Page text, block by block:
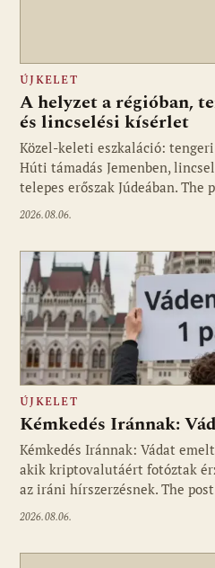
ÚJKELET
A helyzet a régióban,
és lincselési kísérlet
Közel-keleti eszkaláció:
Húti támadás Jemenben,
telepes erőszak Júdeában. The
2026.08.06.
ÚJKELET
Kémkedés Iránnak:
Kémkedés Iránnak: Vádat
akik kriptovalutáért fotóztak
az iráni hírszerzésnek. The
2026.08.06.